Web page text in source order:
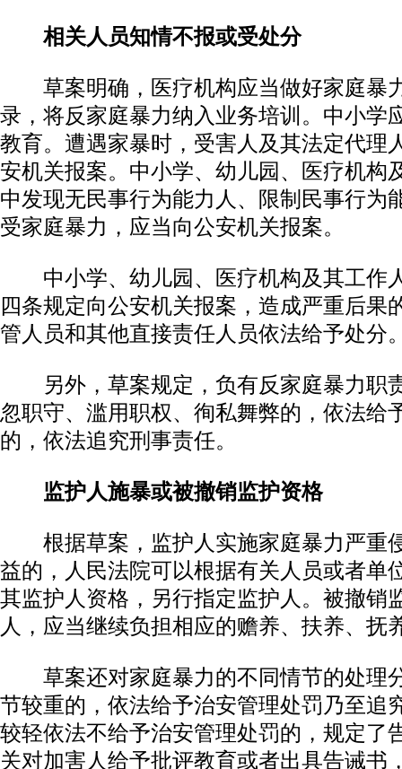
相关人员知情不报或受处分
草案明确，医疗机构应当做好家庭暴
录，将反家庭暴力纳入业务培训。中小学
教育。遭遇家暴时，受害人及其法定代理
安机关报案。中小学、幼儿园、医疗机构
中发现无民事行为能力人、限制民事行为
受家庭暴力，应当向公安机关报案。
中小学、幼儿园、医疗机构及其工作
四条规定向公安机关报案，造成严重后果
管人员和其他直接责任人员依法给予处分
另外，草案规定，负有反家庭暴力职
忽职守、滥用职权、徇私舞弊的，依法给
的，依法追究刑事责任。
监护人施暴或被撤销监护资格
根据草案，监护人实施家庭暴力严重
益的，人民法院可以根据有关人员或者单
其监护人资格，另行指定监护人。被撤销
人，应当继续负担相应的赡养、扶养、抚
草案还对家庭暴力的不同情节的处理
节较重的，依法给予治安管理处罚乃至追
较轻依法不给予治安管理处罚的，规定了
关对加害人给予批评教育或者出具告诫书